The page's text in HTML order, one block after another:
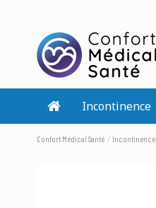
Incontinence
Confort Médical Santé Incontinence